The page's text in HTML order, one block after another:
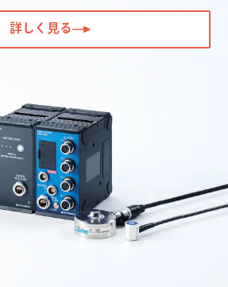
詳しく見る